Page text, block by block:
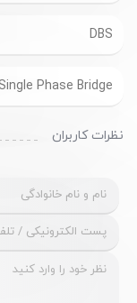
DBS
Single Phase Bridge
نظرات کاربران